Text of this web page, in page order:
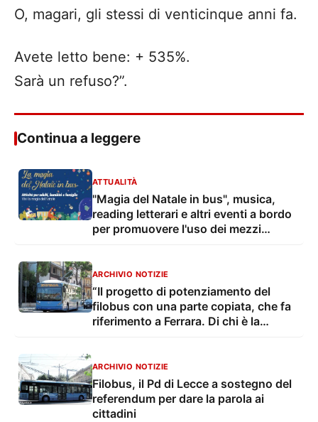
O, magari, gli stessi di venticinque anni fa.
Avete letto bene: + 535%.
Sarà un refuso?”.
Continua a leggere
ATTUALITÀ
"Magia del Natale in bus", musica,
reading letterari e altri eventi a bordo
per promuovere l'uso dei mezzi
ARCHIVIO NOTIZIE
“Il progetto di potenziamento del
filobus con una parte copiata, che fa
riferimento a Ferrara. Di chi è la
ARCHIVIO NOTIZIE
Filobus, il Pd di Lecce a sostegno del
referendum per dare la parola ai
cittadini